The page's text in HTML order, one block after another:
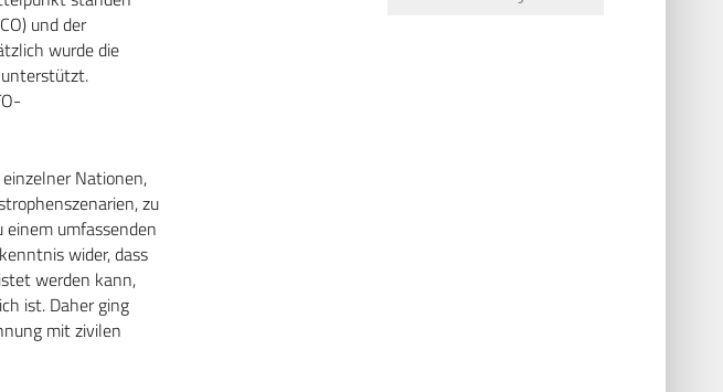
und der
wurde die
Nationen,
zu
umfassenden
wider, dass
werden kann,
ist. Daher ging
mit zivilen